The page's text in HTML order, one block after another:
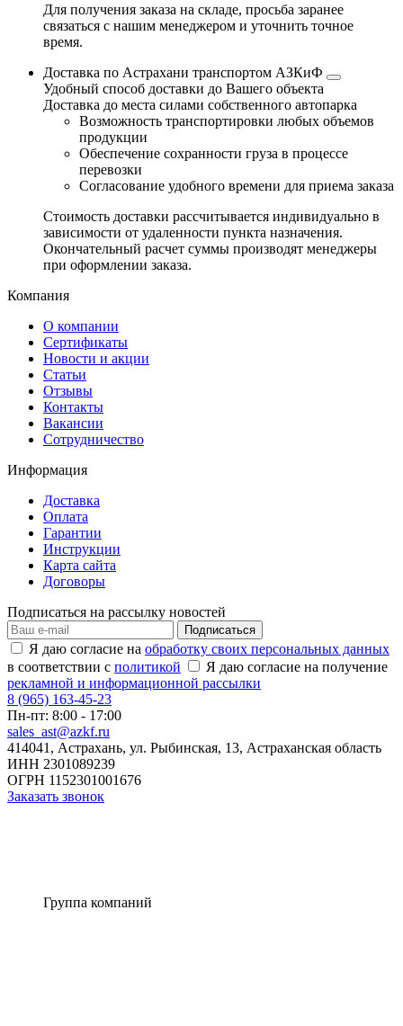
Для получения заказа на складе, просьба заранее
связаться с нашим менеджером и уточнить точное
время.
Доставка по Астрахани транспортом АЗКиФ
Удобный способ доставки до Вашего объекта
Доставка до места силами собственного автопарка
Возможность транспортировки любых объемов
продукции
Обеспечение сохранности груза в процессе
перевозки
Согласование удобного времени для приема заказа
Стоимость доставки рассчитывается индивидуально в
зависимости от удаленности пункта назначения.
Окончательный расчет суммы производят менеджеры
при оформлении заказа.
Компания
О компании
Сертификаты
Новости и акции
Статьи
Отзывы
Контакты
Вакансии
Сотрудничество
Информация
Доставка
Оплата
Гарантии
Инструкции
Карта сайта
Договоры
Подписаться на рассылку новостей
Подписаться
Я даю согласие на обработку своих персональных данных
в соответствии с политикой
Я даю согласие на получение
рекламной и информационной рассылки
8 (965) 163-45-23
Пн-пт: 8:00 - 17:00
sales_ast@azkf.ru
414041, Астрахань, ул. Рыбинская, 13, Астраханская область
ИНН 2301089239
ОГРН 1152301001676
Заказать звонок
Группа компаний